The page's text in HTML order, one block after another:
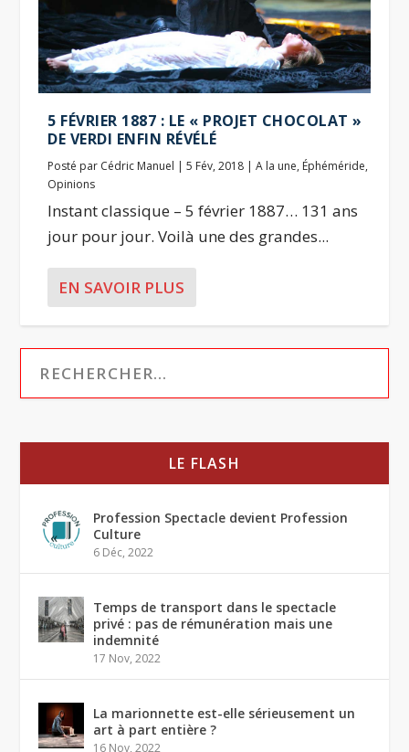
5 FÉVRIER 1887 : LE « PROJET CHOCOLAT »
DE VERDI ENFIN RÉVÉLÉ
Posté par Cédric Manuel |5 Fév, 2018 |A la une, Éphéméride,
Opinions
Instant classique – 5 février 1887… 131 ans
jour pour jour. Voilà une des grandes...
EN SAVOIR PLUS
LE FLASH
Profession Spectacle devient Profession
Culture
6 Déc, 2022
Temps de transport dans le spectacle
privé : pas de rémunération mais une
indemnité
17 Nov, 2022
La marionnette est-elle sérieusement un
art à part entière ?
16 Nov, 2022